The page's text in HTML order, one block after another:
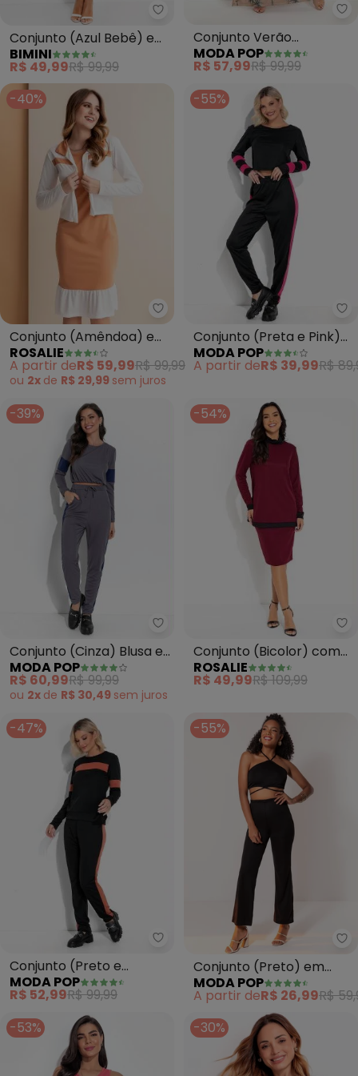
Bimini - Conjunto (Azul Bebê)
Conjunto (Azul Bebê) em
Canelado
BIMINI
R$ 49,99R$ 99,99
Conjunto Verão
(Folhagem Nude)
MODA POP
R$ 57,99R$ 99,99
-40%
Rosalie - Conjunto (Amêndoa)
Conjunto (Amêndoa) em
Malha
ROSALIE
A partir deR$ 59,99R$ 99,99
ou 2x de R$ 29,99 sem juros
-55%
Conjunto (Preta e Pink)
com Cropped e Calça
MODA POP
A partir deR$ 39,99R$
-39%
Moda Pop - Conjunto (Cinza)
Conjunto (Cinza) Blusa e
Calça
MODA POP
R$ 60,99R$ 99,99
ou 2x de R$ 30,49 sem juros
-54%
Conjunto (Bicolor) com
Gola
ROSALIE
R$ 49,99R$ 109,99
-47%
Moda Pop - Conjunto (Preto e
Conjunto (Preto e
Marrom) com Blusa e
Calça
MODA POP
R$ 52,99R$ 99,99
-55%
Conjunto (Preto) em
Malha
MODA POP
A partir deR$ 26,99R$
-53%
-30%